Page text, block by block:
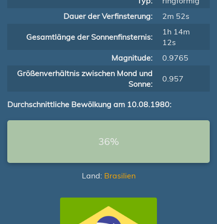
Dauer der Verfinsterung:
2m 52s
Gesamtlänge der Sonnenfinsternis:
1h 14m
12s
Magnitude:
0.9765
Größenverhältnis zwischen Mond und
Sonne:
0.957
Durchschnittliche Bewölkung am 10.08.1980:
36%
Land: Brasilien